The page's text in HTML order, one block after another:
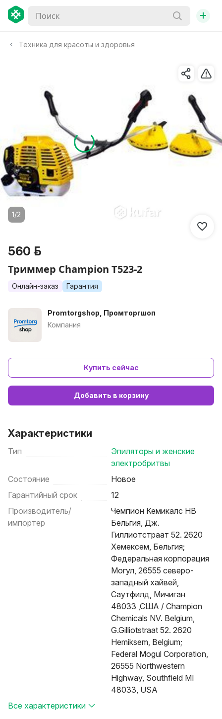
+
Техника для красоты и здоровья
1/2
560 р.
Триммер Champion T523-2
Онлайн-заказ Гарантия
Promtorgshop, Промторгшоп
Компания
Купить сейчас
Добавить в корзину
Характеристики
Тип
Эпиляторы и женские
электробритвы
Состояние
Новое
Гарантийный срок
12
Производитель/
импортер
Чемпион Кемикалс НВ
Бельгия, Дж.
Гиллиотстраат 52. 2620
Хемексем, Бельгия;
Федеральная корпорация
Могул, 26555 северо-
западный хайвей,
Саутфилд, Мичиган
48033 ,США / Champion
Chemicals NV. Belgium,
G.Gilliotstraat 52. 2620
Hemiksem, Belgium;
Federal Mogul Corporation,
26555 Northwestern
Highway, Southfield MI
48033, USA
Все характеристики